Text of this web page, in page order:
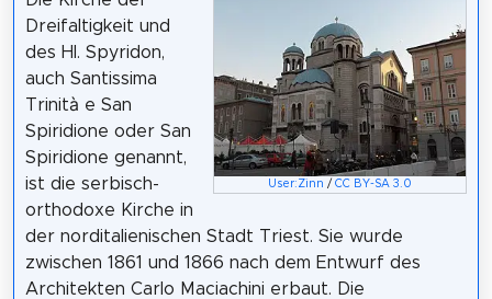
User:Zinn /CC BY-SA 3.0
Dreifaltigkeit und
des Hl. Spyridon,
auch Santissima
Trinità e San
Spiridione oder San
Spiridione genannt,
ist die serbisch-
orthodoxe Kirche in
der norditalienischen Stadt Triest. Sie wurde
zwischen 1861 und 1866 nach dem Entwurf des
Architekten Carlo Maciachini erbaut. Die